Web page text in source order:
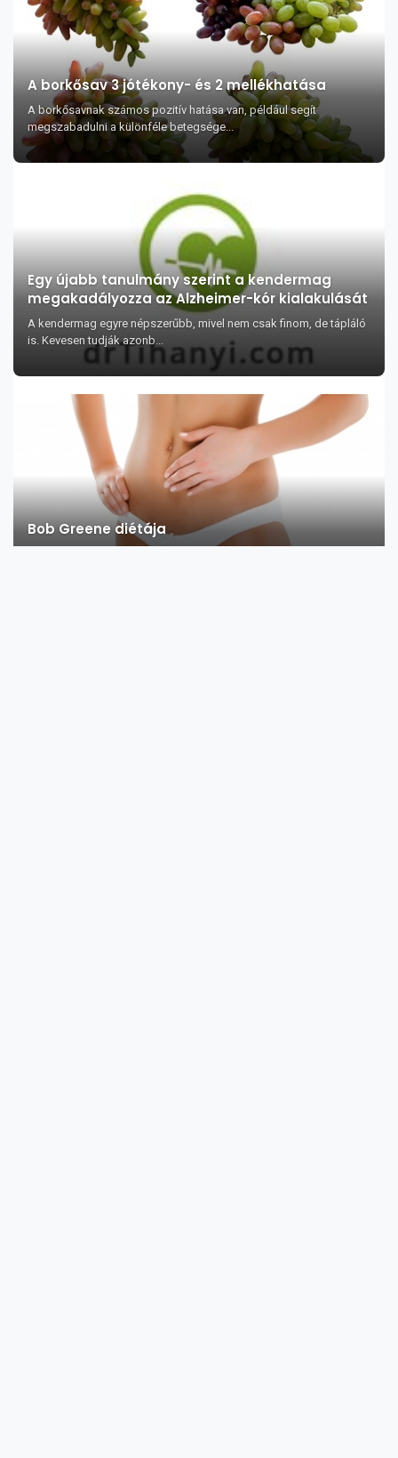
A borkősav 3 jótékony- és 2 mellékhatása
A borkősavnak számos pozitív hatása van, például segít
megszabadulni a különféle betegsége...
Egy újabb tanulmány szerint a kendermag
megakadályozza az Alzheimer-kór kialakulását
A kendermag egyre népszerűbb, mivel nem csak finom, de tápláló
is. Kevesen tudják azonb...
Bob Greene diétája